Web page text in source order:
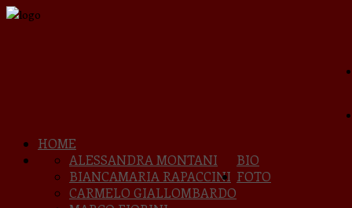
HOME
BIO
ALESSANDRA MONTANI
BIANCAMARIA RAPACCINI
CARMELO GIALLOMBARDO
FOTO